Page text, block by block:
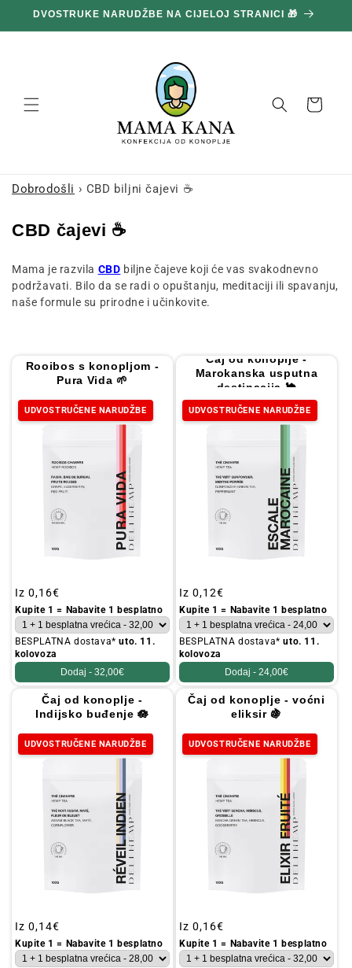
na
sadržaj
DVOSTRUKE NARUDŽBE NA CIJELOJ STRANICI 🎁
Košara
Dobrodošli › CBD biljni čajevi ☕
K
l
e
a
CBD čajevi ☕
Mama je razvila CBD biljne čajeve koji će vas svakodnevno
podržavati. Bilo da se radi o opuštanju, meditaciji ili spavanju,
naše formule su prirodne i učinkovite.
Rooibos s konopljom -
Pura Vida 🌱
UDVOSTRUČENE NARUDŽBE
Redovna
cijena
Iz 0,16€
Kupite 1 = Nabavite 1 besplatno
BESPLATNA dostava*uto. 11.
kolovoza
Dodaj - 32,00€
Čaj od konoplje -
Marokanska usputna
destinacija 🐪
UDVOSTRUČENE NARUDŽBE
Redovna
cijena
Iz 0,12€
Kupite 1 = Nabavite 1 besplatno
BESPLATNA dostava*uto. 11.
kolovoza
Dodaj - 24,00€
Čaj od konoplje -
Indijsko buđenje 🪷
UDVOSTRUČENE NARUDŽBE
Redovna
cijena
Iz 0,14€
Kupite 1 = Nabavite 1 besplatno
Čaj od konoplje - voćni
eliksir 🍇
UDVOSTRUČENE NARUDŽBE
Redovna
cijena
Iz 0,16€
Kupite 1 = Nabavite 1 besplatno